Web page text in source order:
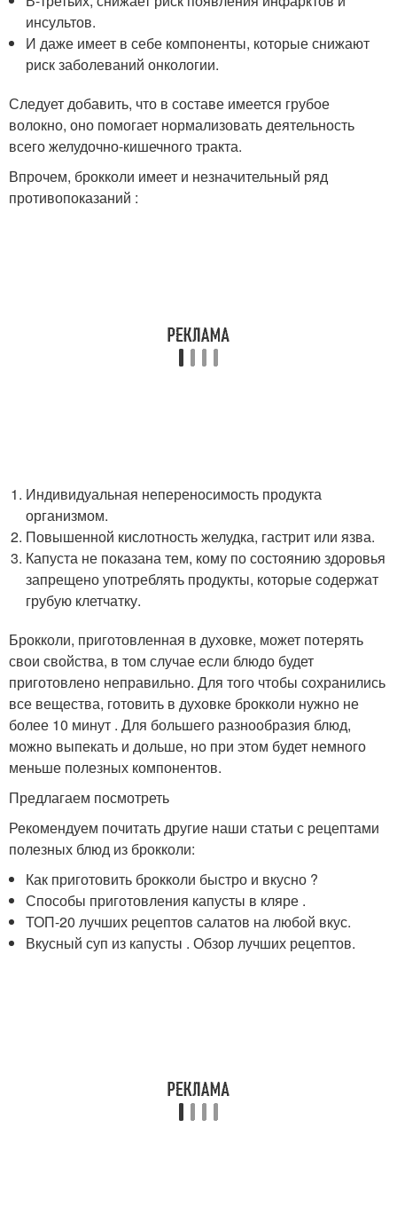
инсультов.
И даже имеет в себе компоненты, которые снижают
риск заболеваний онкологии.
Следует добавить, что в составе имеется грубое
волокно, оно помогает нормализовать деятельность
всего желудочно-кишечного тракта.
Впрочем, брокколи имеет и незначительный ряд
противопоказаний :
Индивидуальная непереносимость продукта
организмом.
Повышенной кислотность желудка, гастрит или язва.
Капуста не показана тем, кому по состоянию здоровья
запрещено употреблять продукты, которые содержат
грубую клетчатку.
Брокколи, приготовленная в духовке, может потерять
свои свойства, в том случае если блюдо будет
приготовлено неправильно. Для того чтобы сохранились
все вещества, готовить в духовке брокколи нужно не
более 10 минут . Для большего разнообразия блюд,
можно выпекать и дольше, но при этом будет немного
меньше полезных компонентов.
Предлагаем посмотреть
Рекомендуем почитать другие наши статьи с рецептами
полезных блюд из брокколи:
Как приготовить брокколи быстро и вкусно ?
Способы приготовления капусты в кляре .
ТОП-20 лучших рецептов салатов на любой вкус.
Вкусный суп из капусты . Обзор лучших рецептов.